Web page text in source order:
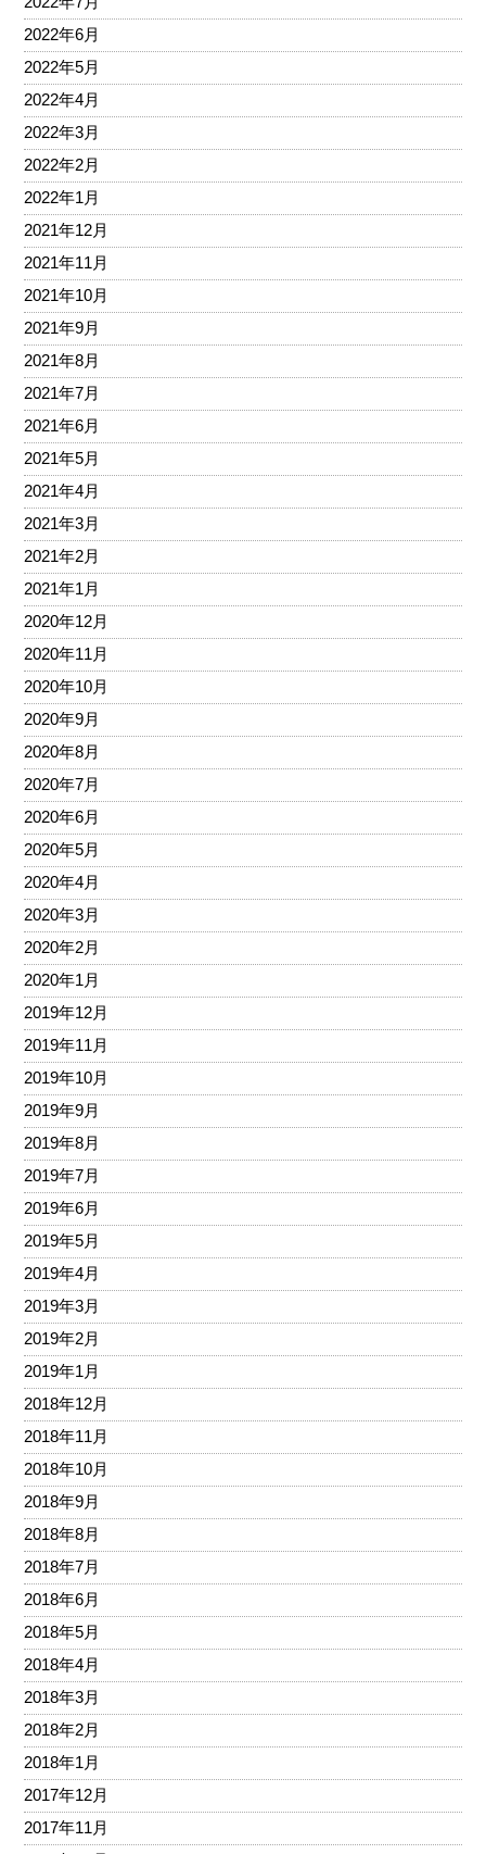
2022年6月
2022年5月
2022年4月
2022年3月
2022年2月
2022年1月
2021年12月
2021年11月
2021年10月
2021年9月
2021年8月
2021年7月
2021年6月
2021年5月
2021年4月
2021年3月
2021年2月
2021年1月
2020年12月
2020年11月
2020年10月
2020年9月
2020年8月
2020年7月
2020年6月
2020年5月
2020年4月
2020年3月
2020年2月
2020年1月
2019年12月
2019年11月
2019年10月
2019年9月
2019年8月
2019年7月
2019年6月
2019年5月
2019年4月
2019年3月
2019年2月
2019年1月
2018年12月
2018年11月
2018年10月
2018年9月
2018年8月
2018年7月
2018年6月
2018年5月
2018年4月
2018年3月
2018年2月
2018年1月
2017年12月
2017年11月